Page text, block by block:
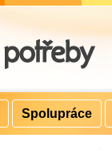
Spolupráce